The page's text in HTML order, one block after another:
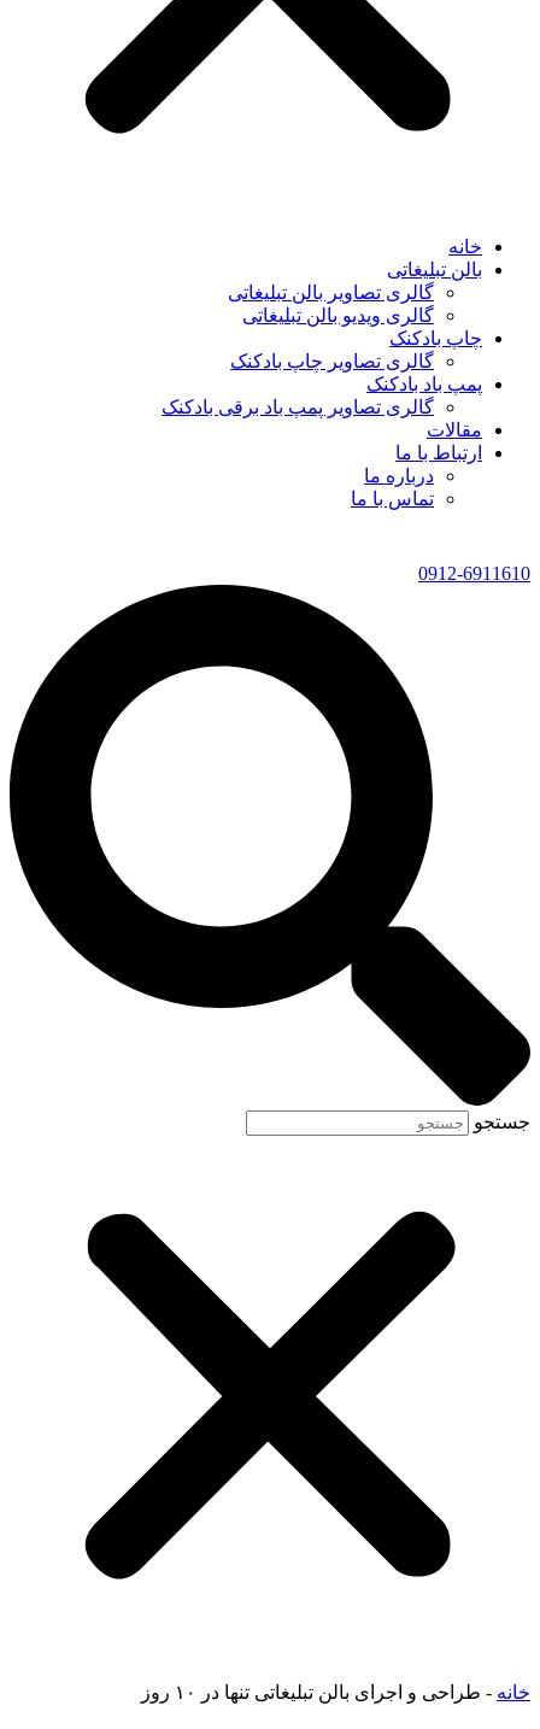
خانه
بالن تبلیغاتی
گالری تصاویر بالن تبلیغاتی
گالری ویدیو بالن تبلیغاتی
چاپ بادکنک
گالری تصاویر چاپ بادکنک
پمپ باد بادکنک
گالری تصاویر پمپ باد برقی بادکنک
مقالات
ارتباط با ما
درباره ما
تماس با ما
0912-6911610
جستجو
خانه - طراحی و اجرای بالن تبلیغاتی تنها در ۱۰ روز